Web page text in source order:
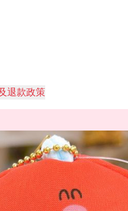
退款政策